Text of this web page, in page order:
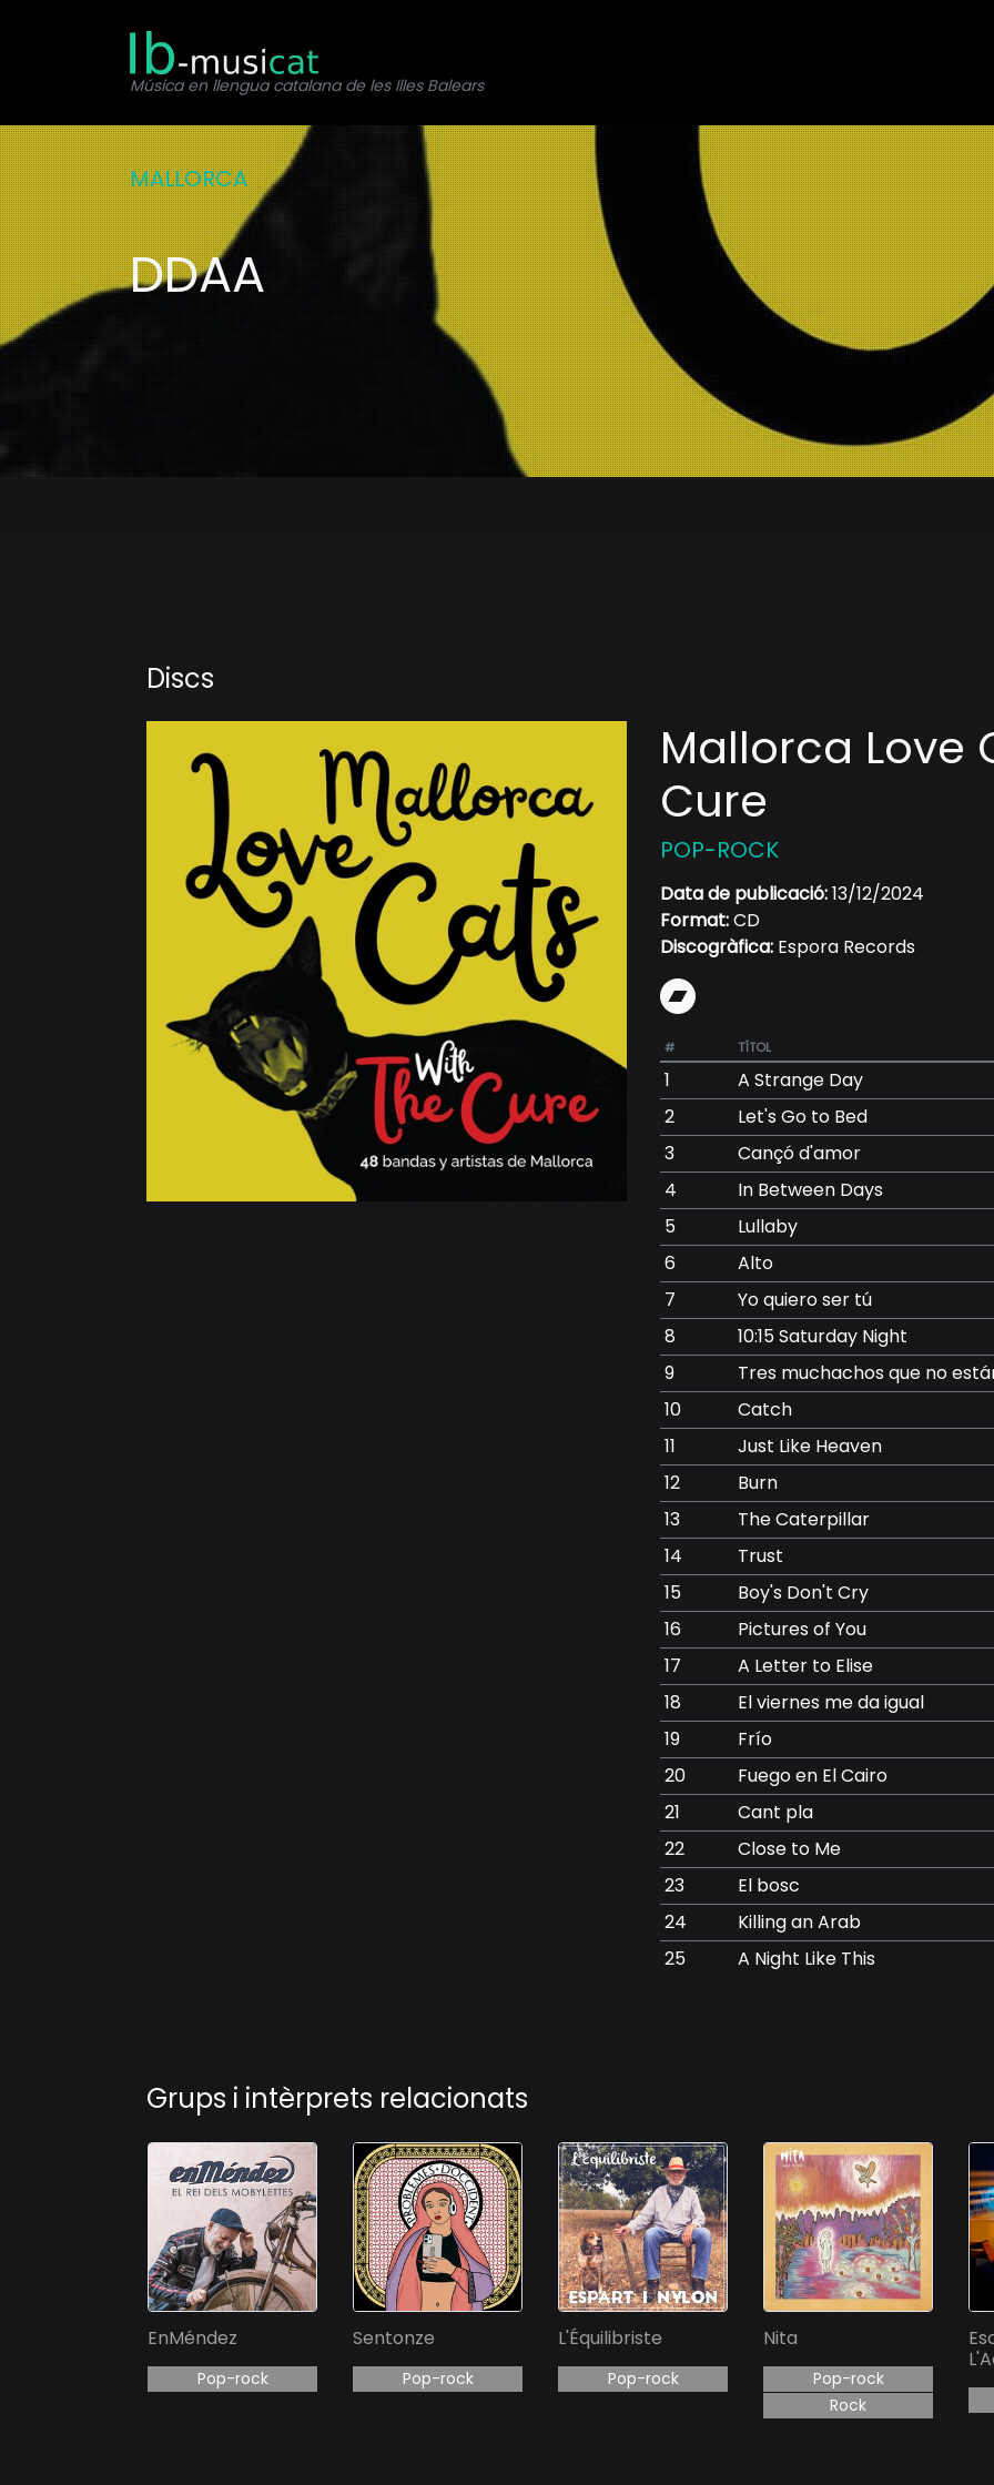
Música en llengua catalana de les Illes Balears
MALLORCA
DDAA
Discs
Mallorca Love
Cure
POP-ROCK
Data de publicació:13/12/2024
Format:CD
Discogràfica:Espora Records
# TÍTOL
1
A Strange Day
2
Let's Go to Bed
3
Cançó d'amor
4
In Between Days
5
Lullaby
6
Alto
7
Yo quiero ser tú
8
10:15 Saturday Night
9
Tres muchachos que no
10
Catch
11
Just Like Heaven
12
Burn
13
The Caterpillar
14
Trust
15
Boy's Don't Cry
16
Pictures of You
17
A Letter to Elise
18
El viernes me da igual
19
Frío
20
Fuego en El Cairo
21
Cant pla
22
Close to Me
23
El bosc
24
Killing an Arab
25
A Night Like This
Grups i intèrprets relacionats
EnMéndez
Pop-rock
Sentonze
Pop-rock
L'Équilibriste
Pop-rock
Nita
Pop-rock
Rock